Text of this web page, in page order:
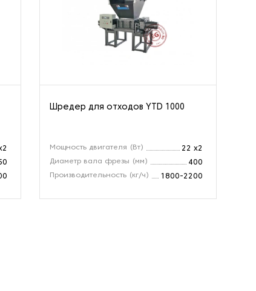
Шредер для отходов YTD 1000
Мощность двигателя (Вт)
22 x2
Диаметр вала фрезы (мм)
400
Производительность (кг/ч)
1800-2200